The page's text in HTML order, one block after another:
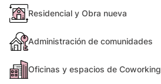
Residencial y Obra nueva
Administración de comunidades
Oficinas y espacios de Coworking